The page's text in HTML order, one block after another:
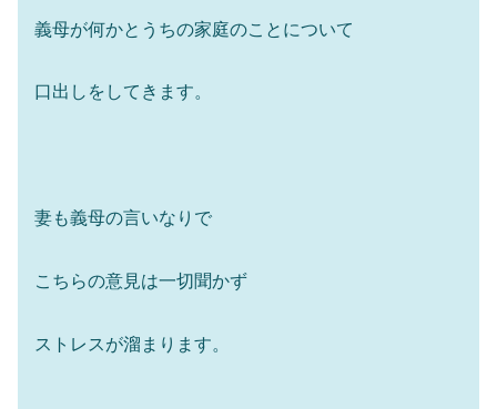
義母が何かとうちの家庭のことについて
口出しをしてきます。
妻も義母の言いなりで
こちらの意見は一切聞かず
ストレスが溜まります。